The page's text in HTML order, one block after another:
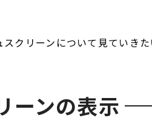
クリーンについて見ていきた
ーンの表示